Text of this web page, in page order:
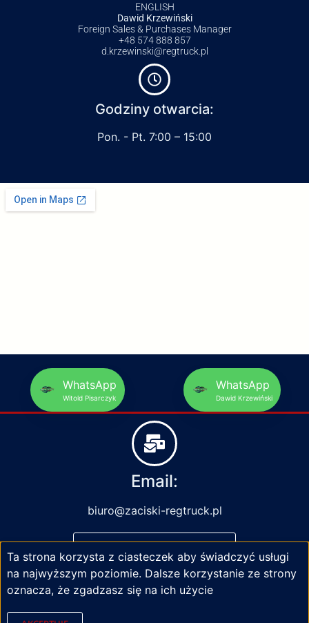
ENGLISH
Dawid Krzewiński
Foreign Sales & Purchases Manager
+48 574 888 857
d.krzewinski@regtruck.pl
Godziny otwarcia:
Pon. - Pt. 7:00 – 15:00
WhatsApp
Witold Pisarczyk
WhatsApp
Dawid Krzewiński
Email:
biuro@zaciski-regtruck.pl
NAPISZ DO NAS
Ta strona korzysta z ciasteczek aby świadczyć usługi
na najwyższym poziomie. Dalsze korzystanie ze strony
oznacza, że zgadzasz się na ich użycie